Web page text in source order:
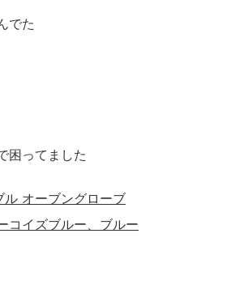
でた
困ってました
ル オーブングローブ
コイズブルー、ブルー